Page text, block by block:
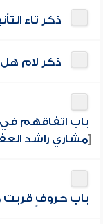
ذكر تاء
ذكر لام
باب اتفاقهم في
[مشاري راشد
باب حروفٍ قربت